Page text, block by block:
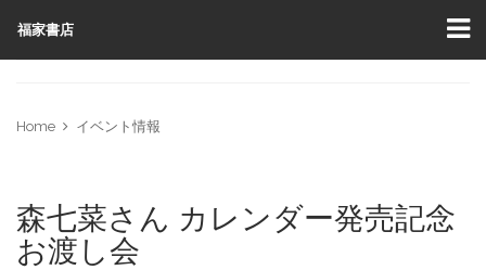
福家書店
Home イベント情報
森七菜さん カレンダー発売記念
お渡し会